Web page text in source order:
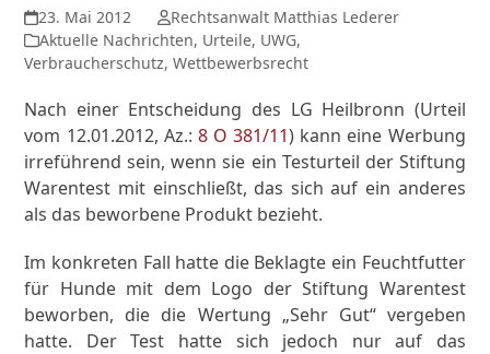
23. Mai 2012
Rechtsanwalt Matthias Lederer
Aktuelle Nachrichten, Urteile, UWG,
Verbraucherschutz,Wettbewerbsrecht
Nach einer Entscheidung des LG Heilbronn (Urteil
vom 12.01.2012, Az.: 8 O 381/11) kann eine Werbung
irreführend sein, wenn sie ein Testurteil der Stiftung
Warentest mit einschließt, das sich auf ein anderes
als das beworbene Produkt bezieht.
Im konkreten Fall hatte die Beklagte ein Feuchtfutter
für Hunde mit dem Logo der Stiftung Warentest
beworben, die die Wertung „Sehr Gut“ vergeben
hatte. Der Test hatte sich jedoch nur auf das